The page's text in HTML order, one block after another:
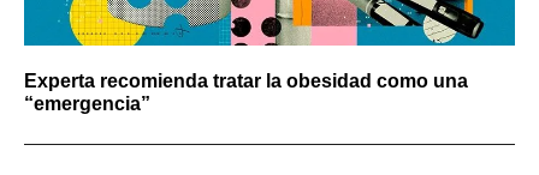
Experta recomienda tratar la obesidad como una
“emergencia”